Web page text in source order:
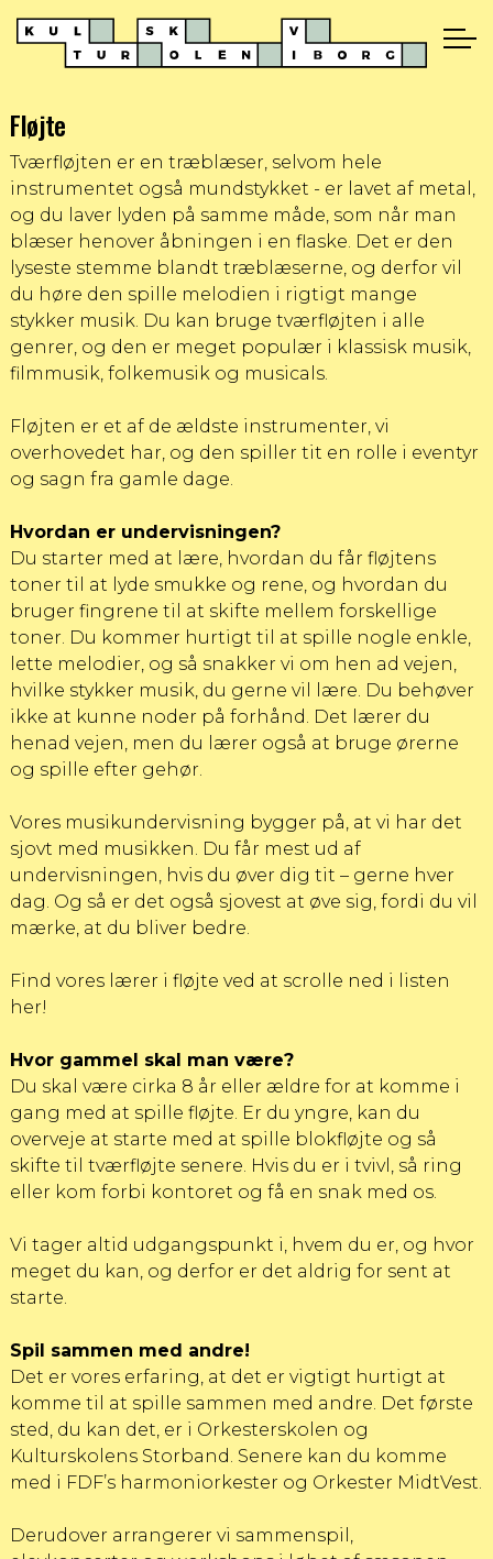
Fløjte
Tværfløjten er en træblæser, selvom hele
instrumentet også mundstykket - er lavet af metal,
og du laver lyden på samme måde, som når man
blæser henover åbningen i en flaske. Det er den
lyseste stemme blandt træblæserne, og derfor vil
du høre den spille melodien i rigtigt mange
stykker musik. Du kan bruge tværfløjten i alle
genrer, og den er meget populær i klassisk musik,
filmmusik, folkemusik og musicals.
Fløjten er et af de ældste instrumenter, vi
overhovedet har, og den spiller tit en rolle i eventyr
og sagn fra gamle dage.
Hvordan er undervisningen?
Du starter med at lære, hvordan du får fløjtens
toner til at lyde smukke og rene, og hvordan du
bruger fingrene til at skifte mellem forskellige
toner. Du kommer hurtigt til at spille nogle enkle,
lette melodier, og så snakker vi om hen ad vejen,
hvilke stykker musik, du gerne vil lære. Du behøver
ikke at kunne noder på forhånd. Det lærer du
henad vejen, men du lærer også at bruge ørerne
og spille efter gehør.
Vores musikundervisning bygger på, at vi har det
sjovt med musikken. Du får mest ud af
undervisningen, hvis du øver dig tit – gerne hver
dag. Og så er det også sjovest at øve sig, fordi du vil
mærke, at du bliver bedre.
Find vores lærer i fløjte ved at scrolle ned i listen
her!
Hvor gammel skal man være?
Du skal være cirka 8 år eller ældre for at komme i
gang med at spille fløjte. Er du yngre, kan du
overveje at starte med at spille blokfløjte og så
skifte til tværfløjte senere. Hvis du er i tvivl, så ring
eller kom forbi kontoret og få en snak med os.
Vi tager altid udgangspunkt i, hvem du er, og hvor
meget du kan, og derfor er det aldrig for sent at
starte.
Spil sammen med andre!
Det er vores erfaring, at det er vigtigt hurtigt at
komme til at spille sammen med andre. Det første
sted, du kan det, er i Orkesterskolen og
Kulturskolens Storband. Senere kan du komme
med i FDF’s harmoniorkester og Orkester MidtVest.
Derudover arrangerer vi sammenspil,